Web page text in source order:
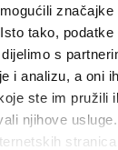
tako, podatke
s
i analizu, a oni
ste im pružili
njihove
majiteli